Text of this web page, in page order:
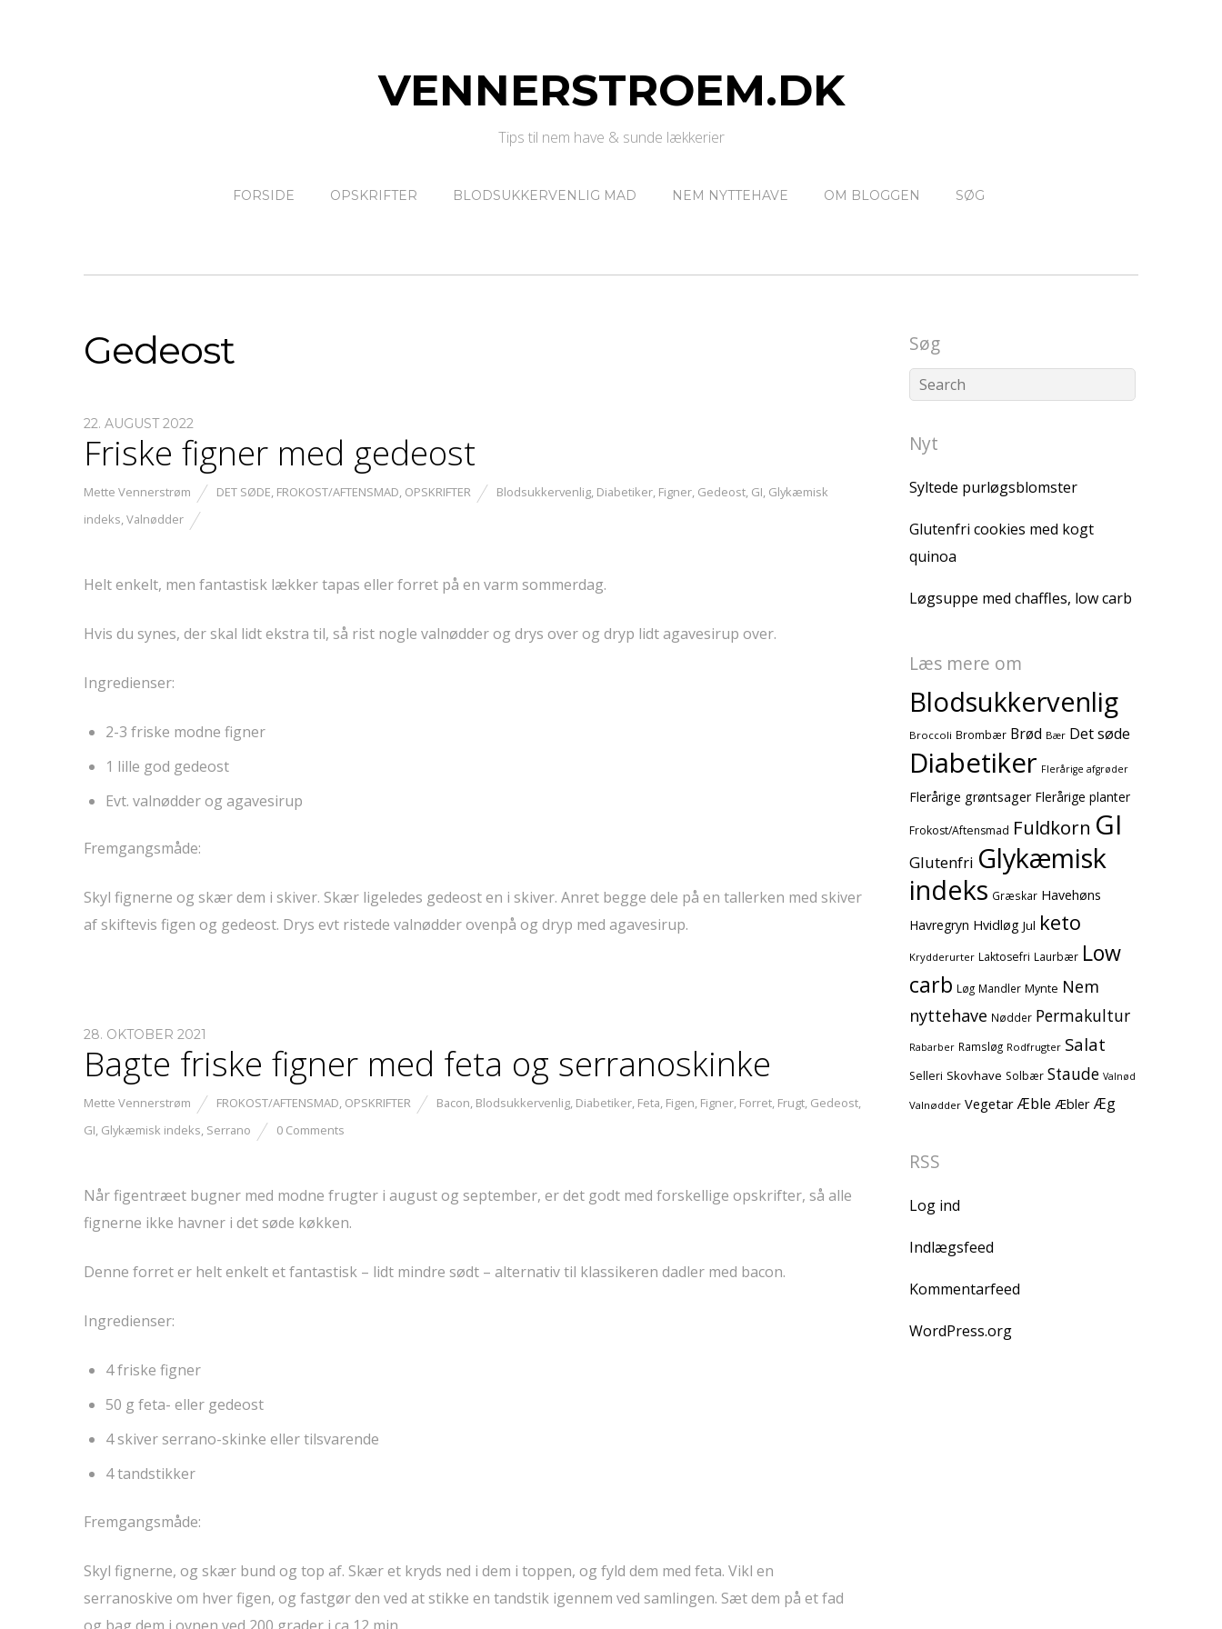
VENNERSTROEM.DK
Tips til nem have & sunde lækkerier
FORSIDE OPSKRIFTER BLODSUKKERVENLIG MAD NEM NYTTEHAVE OM BLOGGEN SØG
Gedeost
22. AUGUST 2022
Friske figner med gedeost
Mette Vennerstrøm DET SØDE, FROKOST/AFTENSMAD, OPSKRIFTER Blodsukkervenlig, Diabetiker, Figner, Gedeost, GI, Glykæmisk
indeks,Valnødder
Helt enkelt, men fantastisk lækker tapas eller forret på en varm sommerdag.
Hvis du synes, der skal lidt ekstra til, så rist nogle valnødder og drys over og dryp lidt agavesirup over.
Ingredienser:
2-3 friske modne figner
1 lille god gedeost
Evt. valnødder og agavesirup
Fremgangsmåde:
Skyl fignerne og skær dem i skiver. Skær ligeledes gedeost en i skiver. Anret begge dele på en tallerken med skiver
af skiftevis figen og gedeost. Drys evt ristede valnødder ovenpå og dryp med agavesirup.
28. OKTOBER 2021
Bagte friske figner med feta og serranoskinke
Mette Vennerstrøm FROKOST/AFTENSMAD, OPSKRIFTER Bacon, Blodsukkervenlig, Diabetiker, Feta, Figen, Figner, Forret, Frugt, Gedeost,
GI, Glykæmisk indeks, Serrano 0 Comments
Når figentræet bugner med modne frugter i august og september, er det godt med forskellige opskrifter, så alle
fignerne ikke havner i det søde køkken.
Denne forret er helt enkelt et fantastisk – lidt mindre sødt – alternativ til klassikeren dadler med bacon.
Ingredienser:
4 friske figner
50 g feta- eller gedeost
4 skiver serrano-skinke eller tilsvarende
4 tandstikker
Fremgangsmåde:
Skyl fignerne, og skær bund og top af. Skær et kryds ned i dem i toppen, og fyld dem med feta. Vikl en
serranoskive om hver figen, og fastgør den ved at stikke en tandstik igennem ved samlingen. Sæt dem på et fad
Søg
Nyt
Syltede purløgsblomster
Glutenfri cookies med kogt
quinoa
Løgsuppe med chaffles, low carb
Læs mere om
Blodsukkervenlig
Broccoli Brombær Brød Bær Det søde
Diabetiker Flerårige afgrøder
Flerårige grøntsager Flerårige planter
Frokost/Aftensmad Fuldkorn GI
Glutenfri Glykæmisk
indeks Græskar Havehøns
Havregryn Hvidløg Jul keto
Krydderurter Laktosefri Laurbær Low
carb Løg Mandler Mynte Nem
nyttehave Nødder Permakultur
Rabarber Ramsløg Rodfrugter Salat
Selleri Skovhave Solbær Staude Valnød
Valnødder Vegetar Æble Æbler Æg
RSS
Log ind
Indlægsfeed
Kommentarfeed
WordPress.org